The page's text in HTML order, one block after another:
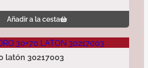
Añadir a la cesta
latón 30217003